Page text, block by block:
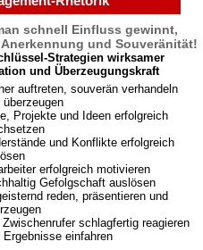
schnell Einfluss gewinnt,
Anerkennung und Souveränität!
Strategien wirksamer
und Überzeugungskraft
auftreten, souverän verhandeln
überzeugen
Projekte und Ideen erfolgreich
und Konflikte erfolgreich
erfolgreich motivieren
Gefolgschaft auslösen
reden, präsentieren und
schlagfertig reagieren
Ergebnisse einfahren